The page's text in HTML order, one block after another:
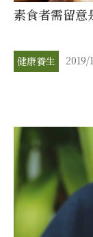
素食者需留意
健康養生 2019/